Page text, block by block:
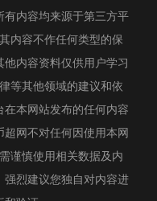
内容均来源于第三方平
内容不作任何类型的保
内容资料仅供用户学习
等其他领域的建议和依
本网站发布的任何内容
网不对任何因使用本网
谨慎使用相关数据及内
烈建议您独自对内容进